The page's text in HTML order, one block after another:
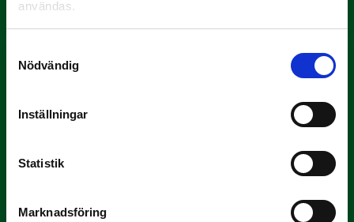
användas.
Nödvändig
Inställningar
Statistik
Marknadsföring
Yttrar gör…